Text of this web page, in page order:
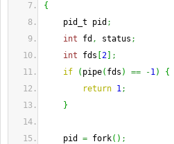
{
pid_t pid ;
int fd , status ;
int fds 2
;
if
( pipe( fds ) == -1)
{
return 1;
}
pid = fork( ) ;